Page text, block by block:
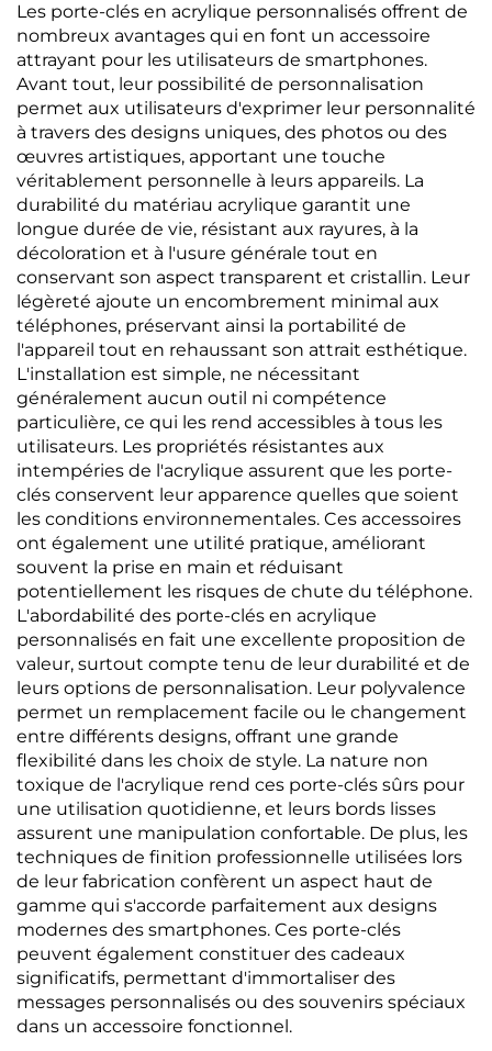
Les porte-clés en acrylique personnalisés offrent de
nombreux avantages qui en font un accessoire
attrayant pour les utilisateurs de smartphones.
Avant tout, leur possibilité de personnalisation
permet aux utilisateurs d'exprimer leur personnalité
à travers des designs uniques, des photos ou des
œuvres artistiques, apportant une touche
véritablement personnelle à leurs appareils. La
durabilité du matériau acrylique garantit une
longue durée de vie, résistant aux rayures, à la
décoloration et à l'usure générale tout en
conservant son aspect transparent et cristallin. Leur
légèreté ajoute un encombrement minimal aux
téléphones, préservant ainsi la portabilité de
l'appareil tout en rehaussant son attrait esthétique.
L'installation est simple, ne nécessitant
généralement aucun outil ni compétence
particulière, ce qui les rend accessibles à tous les
utilisateurs. Les propriétés résistantes aux
intempéries de l'acrylique assurent que les porte-
clés conservent leur apparence quelles que soient
les conditions environnementales. Ces accessoires
ont également une utilité pratique, améliorant
souvent la prise en main et réduisant
potentiellement les risques de chute du téléphone.
L'abordabilité des porte-clés en acrylique
personnalisés en fait une excellente proposition de
valeur, surtout compte tenu de leur durabilité et de
leurs options de personnalisation. Leur polyvalence
permet un remplacement facile ou le changement
entre différents designs, offrant une grande
flexibilité dans les choix de style. La nature non
toxique de l'acrylique rend ces porte-clés sûrs pour
une utilisation quotidienne, et leurs bords lisses
assurent une manipulation confortable. De plus, les
techniques de finition professionnelle utilisées lors
de leur fabrication confèrent un aspect haut de
gamme qui s'accorde parfaitement aux designs
modernes des smartphones. Ces porte-clés
peuvent également constituer des cadeaux
significatifs, permettant d'immortaliser des
messages personnalisés ou des souvenirs spéciaux
dans un accessoire fonctionnel.